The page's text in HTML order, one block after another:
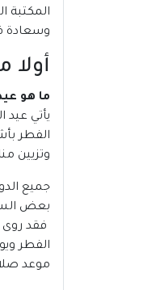
وسعادة
ما هو
يأتي عيد
الفطر
وتزيين
جميع
بعض
فقد روى
الفطر
موعد صلاة عيد